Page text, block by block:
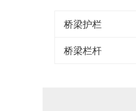
桥梁护栏
桥梁栏杆